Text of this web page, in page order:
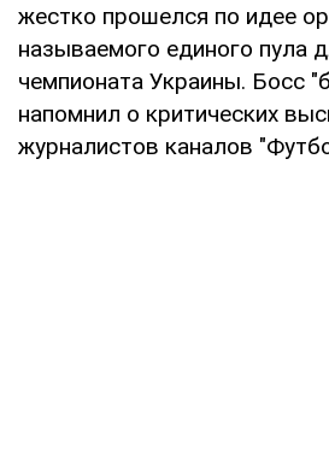
жестко прошелся по идее
называемого единого пула
чемпионата Украины. Босс
напомнил о критических
журналистов каналов